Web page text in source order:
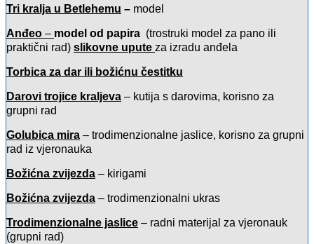
Tri kralja u Betlehemu – model
Anđeo – model od papira (trostruki model za pano ili
praktični rad) slikovne upute za izradu anđela
Torbica za dar ili božićnu čestitku
Darovi trojice kraljeva – kutija s darovima, korisno za
grupni rad
Golubica mira – trodimenzionalne jaslice, korisno za grupni
rad iz vjeronauka
Božićna zvijezda – kirigami
Božićna zvijezda – trodimenzionalni ukras
Trodimenzionalne jaslice – radni materijal za vjeronauk
(grupni rad)